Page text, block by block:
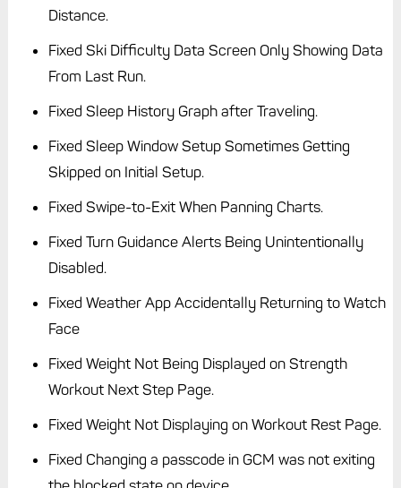
Distance.
Fixed Ski Difficulty Data Screen Only Showing Data
From Last Run.
Fixed Sleep History Graph after Traveling.
Fixed Sleep Window Setup Sometimes Getting
Skipped on Initial Setup.
Fixed Swipe-to-Exit When Panning Charts.
Fixed Turn Guidance Alerts Being Unintentionally
Disabled.
Fixed Weather App Accidentally Returning to Watch
Face
Fixed Weight Not Being Displayed on Strength
Workout Next Step Page.
Fixed Weight Not Displaying on Workout Rest Page.
Fixed Changing a passcode in GCM was not exiting